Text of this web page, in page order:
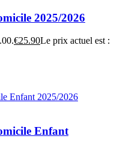
2025/2026
€25.90Le prix actuel est :
Enfant